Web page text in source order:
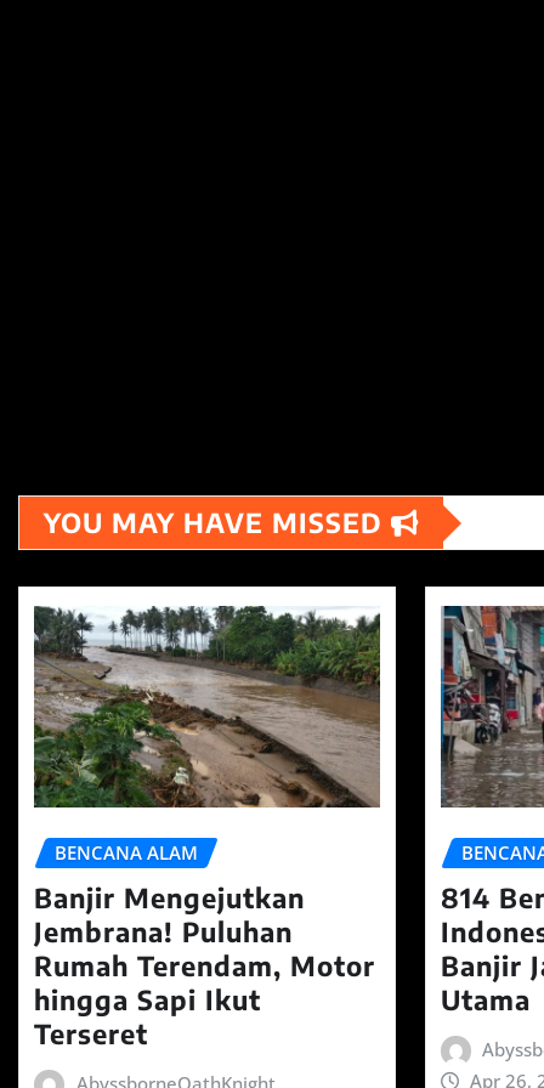
YOU MAY HAVE MISSED
BENCANA ALAM
Banjir Mengejutkan
Jembrana! Puluhan
Rumah Terendam, Motor
hingga Sapi Ikut
Terseret
AbyssborneOathKnight
814
Banjir
Utama
Apr 26,